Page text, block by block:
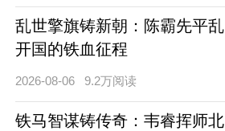
乱世擎旗铸新朝：陈霸先平乱
开国的铁血征程
2026-08-06 9.2万阅读
铁马智谋铸传奇：韦睿挥师北